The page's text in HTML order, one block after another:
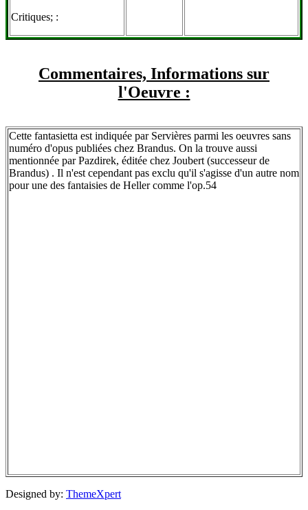
Critiques; :
Commentaires, Informations sur
l'Oeuvre :
Cette fantasietta est indiquée par Servières parmi les oeuvres sans
numéro d'opus publiées chez Brandus. On la trouve aussi
mentionnée par Pazdirek, éditée chez Joubert (successeur de
Brandus) . Il n'est cependant pas exclu qu'il s'agisse d'un autre nom
pour une des fantaisies de Heller comme l'op.54
Designed by: ThemeXpert